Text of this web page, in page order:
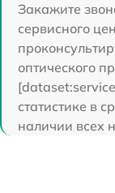
Закажите
сервисного
оптического
статистике в
наличии всех